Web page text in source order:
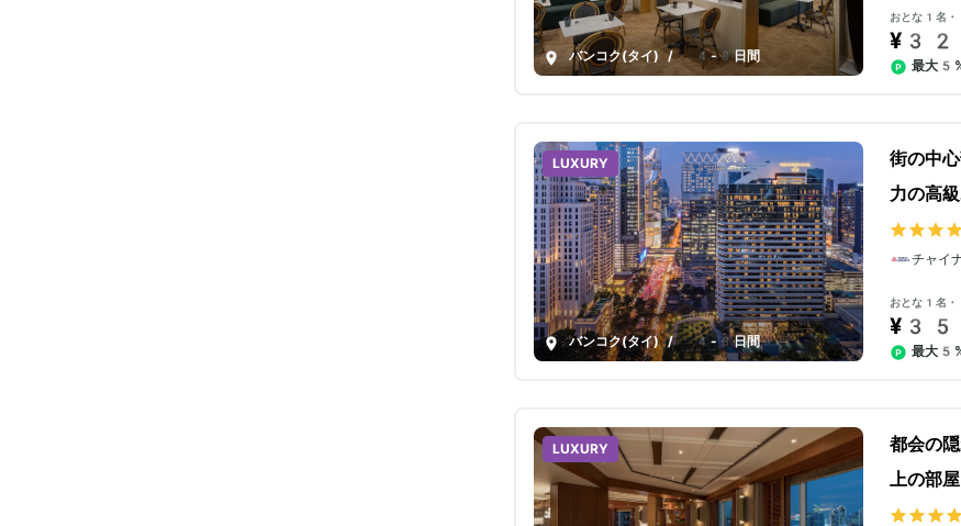
バンコク(タイ) / 4-8日間
おとな1名・
最大
LUXURY
バンコク(タイ) / 4-8日間
街の中
力の高
チャイ
おとな1名・
最大
LUXURY
都会の
上の部